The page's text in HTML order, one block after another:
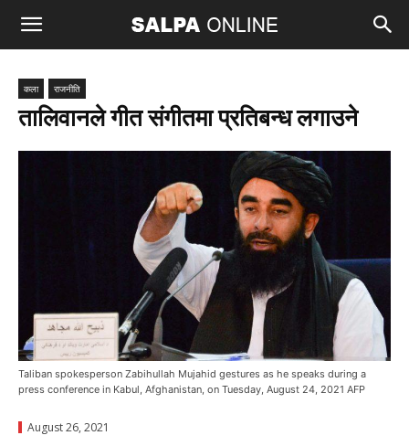
कला राजनीति
तालिवानले गीत संगीतमा प्रतिबन्ध लगाउने
Taliban spokesperson Zabihullah Mujahid gestures as he speaks during a
press conference in Kabul, Afghanistan, on Tuesday, August 24, 2021 AFP
August 26, 2021